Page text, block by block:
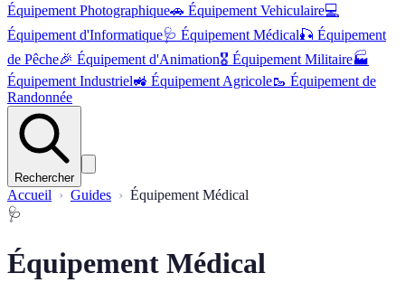
Équipement Photographique🚗 Équipement Vehiculaire💻
Équipement d'Informatique🩺 Équipement Médical🎣 Équipement
de Pêche🎉 Équipement d'Animation🎖️ Équipement Militaire🏭
Équipement Industriel🚜 Équipement Agricole🥾 Équipement de
Randonnée
Rechercher
Accueil Guides
Équipement Médical
🩺
Équipement Médical